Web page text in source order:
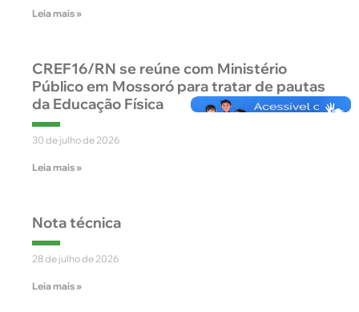
Leia mais »
CREF16/RN se reúne com Ministério
Público em Mossoró para tratar de pautas
da Educação Física
30 de julho de 2026
Leia mais »
Nota técnica
28 de julho de 2026
Leia mais »